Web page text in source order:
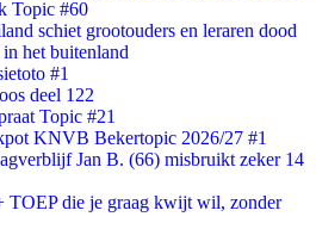
Topic #60
schiet grootouders en leraren dood
het buitenland
#1
deel 122
Topic #21
KNVB Bekertopic 2026/27 #1
Jan B. (66) misbruikt zeker 14
TOEP die je graag kwijt wil, zonder